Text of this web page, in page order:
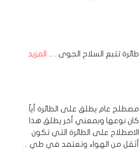
طائرة تتبع السلاح الجوى . ... المزيد
مصطلح عام يطلق على الطائرة أياً
كان نوعها وبمعني أخر يطلق هذا
الاصطلاح على الطائرة التي تكون
أثقل من الهواء وتعتمد في طي ...